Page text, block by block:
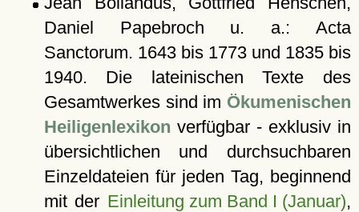
Daniel Papebroch u. a.: Acta
Sanctorum. 1643 bis 1773 und 1835 bis
1940. Die lateinischen Texte des
Gesamtwerkes sind im Ökumenischen
Heiligenlexikon verfügbar - exklusiv in
übersichtlichen und durchsuchbaren
Einzeldateien für jeden Tag, beginnend
mit der Einleitung zum Band I (Januar),